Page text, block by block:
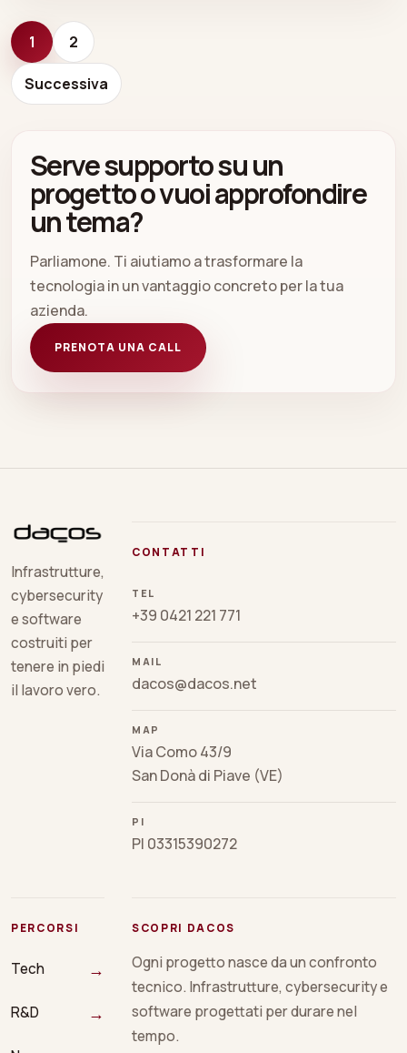
1 2
Successiva
Serve supporto su un
progetto o vuoi approfondire
un tema?
Parliamone. Ti aiutiamo a trasformare la
tecnologia in un vantaggio concreto per la tua
azienda.
PRENOTA UNA CALL
Infrastrutture,
cybersecurity
e software
costruiti per
tenere in piedi
il lavoro vero.
CONTATTI
TEL
+39 0421 221 771
MAIL
dacos@dacos.net
MAP
Via Como 43/9
San Donà di Piave (VE)
PI
PI 03315390272
PERCORSI
Tech →
R&D →
SCOPRI DACOS
Ogni progetto nasce da un confronto
tecnico. Infrastrutture, cybersecurity e
software progettati per durare nel
tempo.